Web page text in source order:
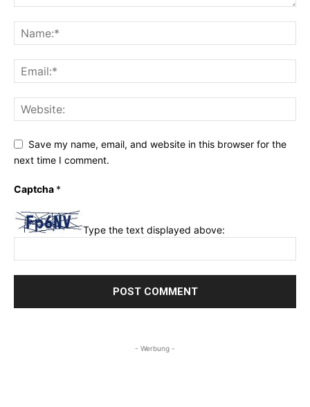
Save my name, email, and website in this browser for the
next time I comment.
Captcha *
Type the text displayed above:
- Werbung -